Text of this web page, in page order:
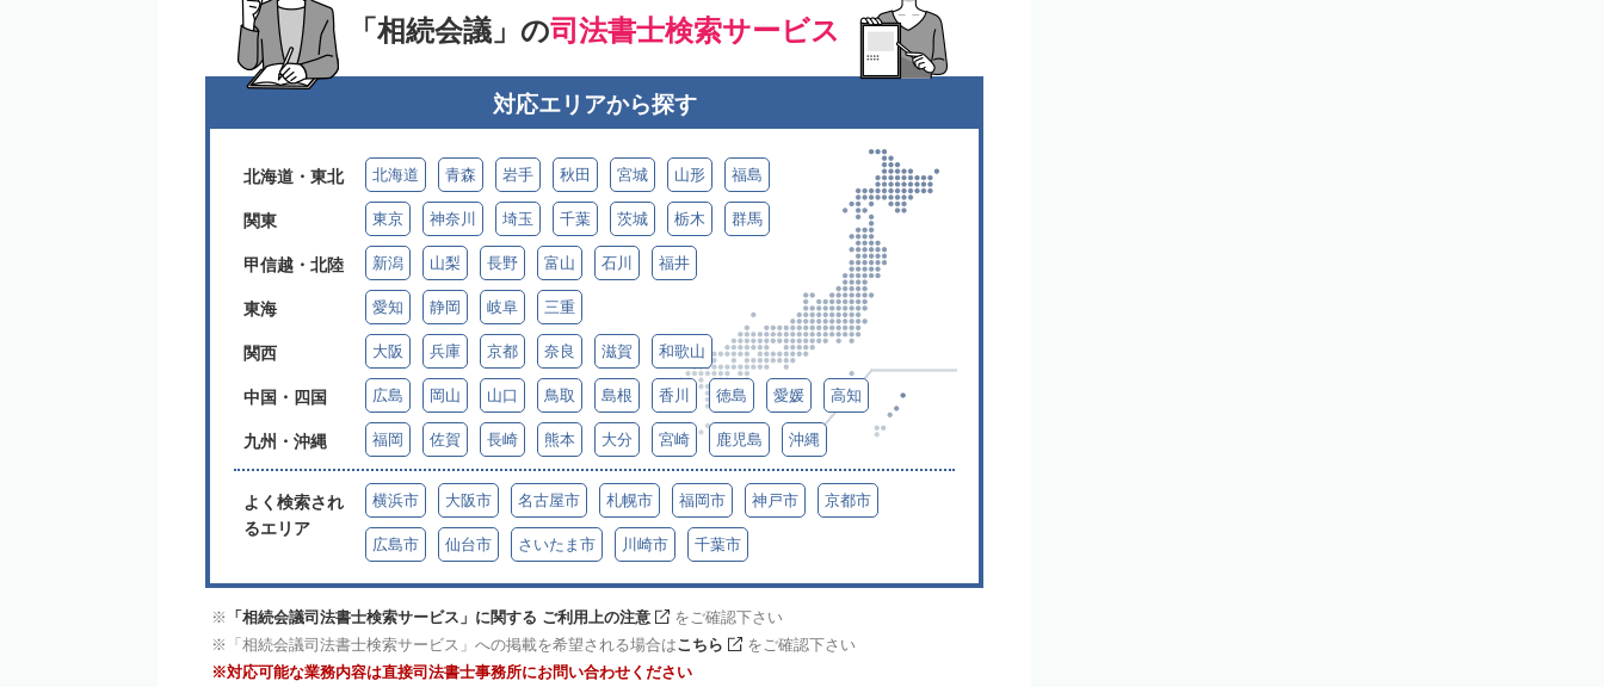
「相続会議」の司法書士検索サービス
対応エリアから探す
北海道・東北 北海道 青森 岩手 秋田 宮城 山形 福島
関東 東京 神奈川 埼玉 千葉 茨城 栃木 群馬
甲信越・北陸 新潟 山梨 長野 富山 石川 福井
東海 愛知 静岡 岐阜 三重
関西 大阪 兵庫 京都 奈良 滋賀 和歌山
中国・四国 広島 岡山 山口 鳥取 島根 香川 徳島 愛媛 高知
九州・沖縄 福岡 佐賀 長崎 熊本 大分 宮崎 鹿児島 沖縄
よく検索され
るエリア
横浜市 大阪市 名古屋市 札幌市 福岡市 神戸市 京都市
広島市 仙台市 さいたま市 川崎市 千葉市
「相続会議司法書士検索サービス」に関する ご利用上の注意
をご確認下さい
「相続会議司法書士検索サービス」への掲載を希望される場合はこちら
をご確認下さい
対応可能な業務内容は直接司法書士事務所にお問い合わせください